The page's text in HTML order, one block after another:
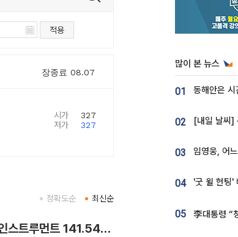
적용
장종료 08.07
시가
327
저가
327
최신순
정확도순
[베스트&워스트] 코스닥도 통신장비 불기둥⋯이노인스트루먼트 141.54%↑
많이 본 뉴스
01
02
03
04
05